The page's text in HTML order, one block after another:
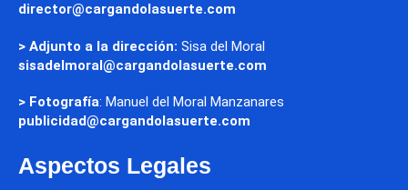
director@cargandolasuerte.com
> Adjunto a la dirección: Sisa del Moral
sisadelmoral@cargandolasuerte.com
> Fotografía: Manuel del Moral Manzanares
publicidad@cargandolasuerte.com
Aspectos Legales